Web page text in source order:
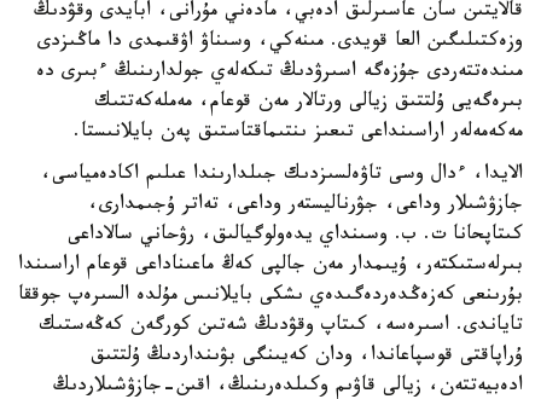
قالايتىن سان عاسىرلىق ادەبي، مادەني مۇرانى، ابايدى وقۋدىڭ
وزەكتىلىگىن العا قويدى. مىنەكي، وسىناۋ اۋقىمدى دا ماڭىزدى
مىندەتتەردى جۇزەگە اسىرۋدىڭ تىكەلەي جولدارىنىڭ ءبىرى دە
بىرەگەيى ۇلتتىق زيالى ورتالار مەن قوعام، مەملەكەتتىك
مەكەمەلەر اراسىنداعى تىعىز ىنتىماقتاستىق پەن بايلانىستا.
الايدا، ءدال وسى تاۋەلسىزدىك جىلدارىندا عىلىم اكادەمياسى،
جازۋشىلار وداعى، جۋرناليستەر وداعى، تەاتر ۇجىمدارى،
كىتاپحانا ت. ب. وسىنداي يدەولوگيالىق، رۋحاني سالاداعى
بىرلەستىكتەر، ۇيىمدار مەن جالپى كەڭ ماعىناداعى قوعام اراسىندا
بۇرىنعى كەزەڭدەردەگىدەي ىشكى بايلانىس مۇلدە السىرەپ جوققا
تاياندى. اسىرەسە، كىتاپ وقۋدىڭ شەتىن كورگەن كەڭەستىك
ۇراپاقتى قوسپاعاندا، ودان كەيىنگى بۋىنداردىڭ ۇلتتىق
ادەبيەتتەن، زيالى قاۋىم وكىلدەرىنىڭ، اقىن-جازۋشىلاردىڭ